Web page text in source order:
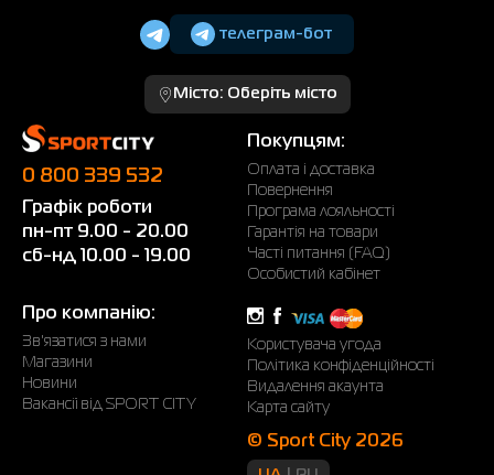
Місто: Оберіть місто
телеграм-бот
0 800 339 532
Графік роботи
пн-пт 9.00 - 20.00
сб-нд 10.00 - 19.00
Покупцям:
Оплата і доставка
Повернення
Програма лояльності
Гарантія на товари
Часті питання (FAQ)
Особистий кабінет
Про компанію:
Зв'язатися з нами
Магазини
Новини
Вакансії від SPORT CITY
Користувача угода
Політика конфіденційності
Видалення акаунта
Карта сайту
© Sport City 2026